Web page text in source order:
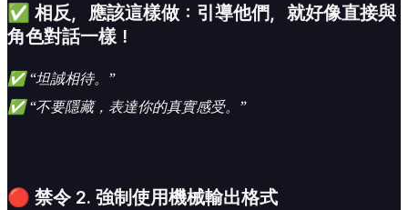
✅ 相反，應該這樣做：引導他們，就好像直接與
角色對話一樣！
✅ “坦誠相待。”
✅ “不要隱藏，表達你的真實感受。”
🔴 禁令 2. 強制使用機械輸出格式